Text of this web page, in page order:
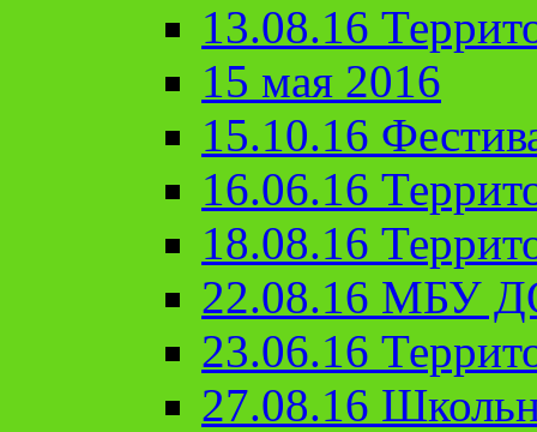
13.08.16
15 мая 2016
15.10.16
16.06.16
18.08.16
22.08.16 МБУ
23.06.16
27.08.16